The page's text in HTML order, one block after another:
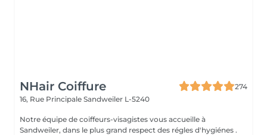
NHair Coiffure
274
16, Rue Principale Sandweiler L-5240
Notre équipe de coiffeurs-visagistes vous accueille à
Sandweiler, dans le plus grand respect des régles d'hygiénes .